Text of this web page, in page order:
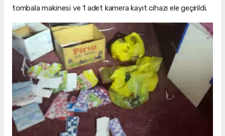
tombala makinesi ve 1 adet kamera kayıt cihazı ele geçirildi.